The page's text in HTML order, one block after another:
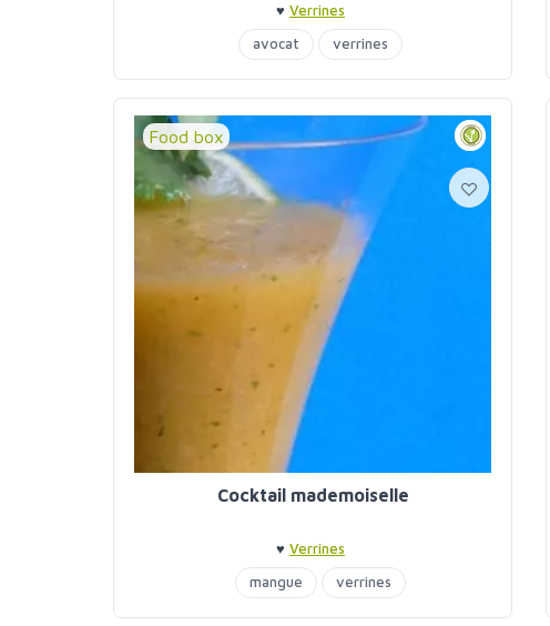
♥ Verrines
avocat
verrines
Food box
Cocktail mademoiselle
♥ Verrines
mangue
verrines